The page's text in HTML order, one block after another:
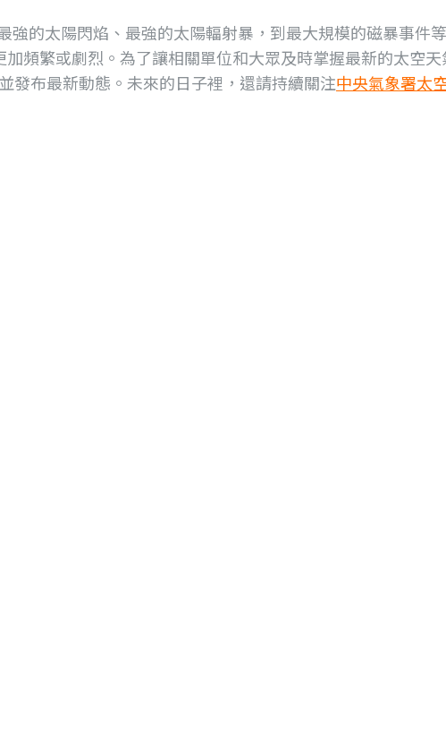
的太陽閃焰、最強的太陽輻射暴，到最大規模的磁暴事件
頻繁或劇烈。為了讓相關單位和大眾及時掌握最新的太空
發布最新動態。未來的日子裡，還請持續關注中央氣象署太